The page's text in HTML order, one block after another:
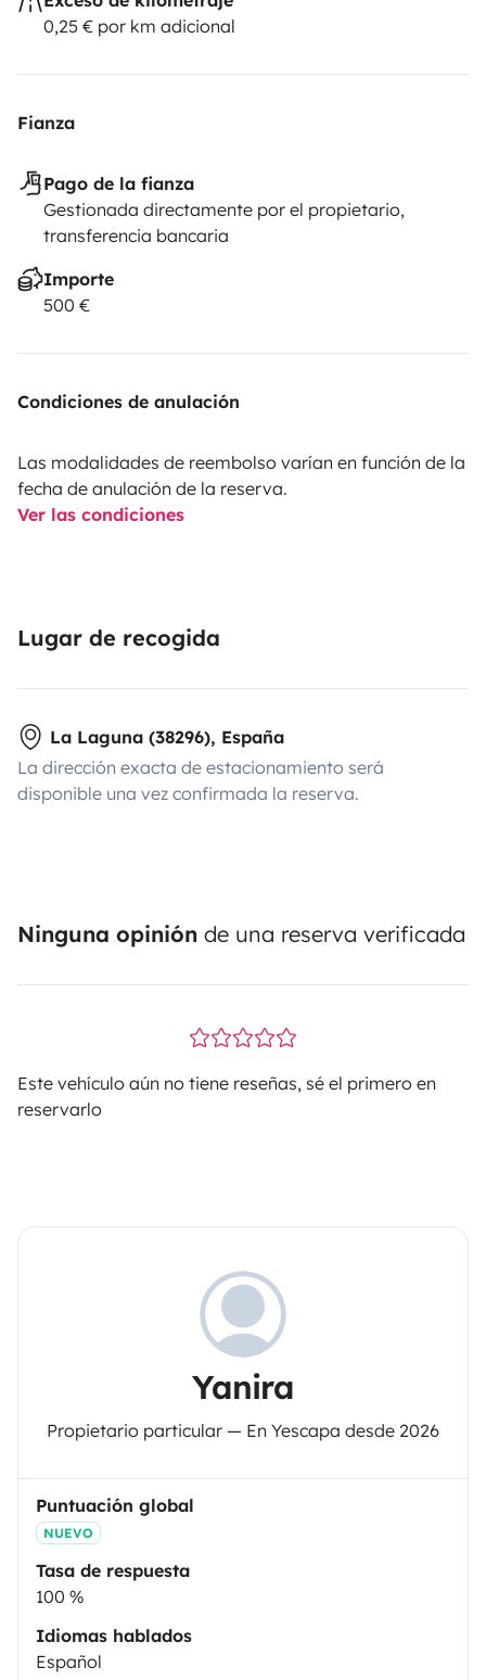
0,25 € por km adicional
Fianza
Pago de la fianza
Gestionada directamente por el propietario,
transferencia bancaria
Importe
500 €
Condiciones de anulación
Las modalidades de reembolso varían en función de la
fecha de anulación de la reserva.
Ver las condiciones
Lugar de recogida
La Laguna (38296), España
La dirección exacta de estacionamiento será
disponible una vez confirmada la reserva.
Ninguna opinión de una reserva verificada
Este vehículo aún no tiene reseñas, sé el primero en
reservarlo
Yanira
Propietario particular — En Yescapa desde 2026
Puntuación global
NUEVO
Tasa de respuesta
100 %
Idiomas hablados
Español